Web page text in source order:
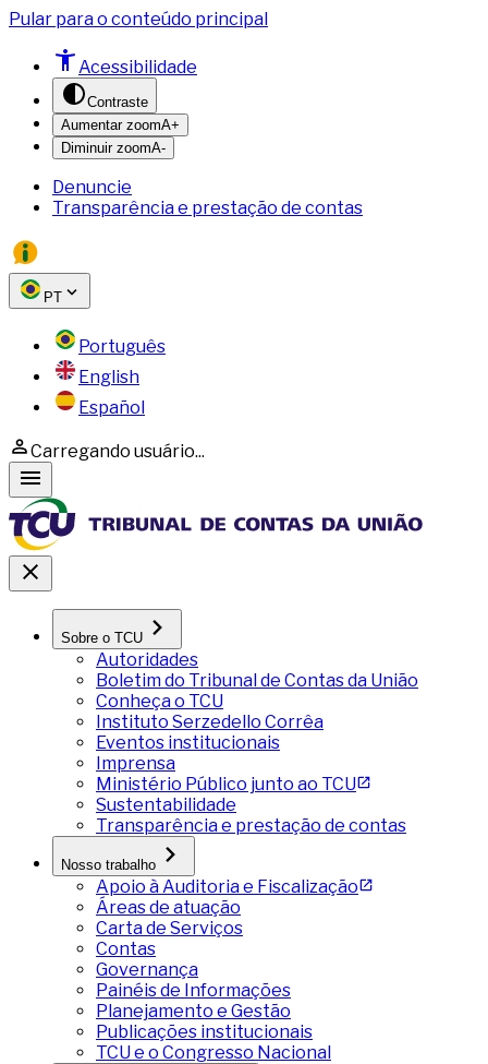
Pular para o conteúdo principal
Acessibilidade
Contraste
Aumentar zoomA+
Diminuir zoomA-
Denuncie
Transparência e prestação de contas
PT
Português
English
Español
Carregando usuário...
Sobre o TCU
Autoridades
Boletim do Tribunal de Contas da União
Conheça o TCU
Instituto Serzedello Corrêa
Eventos institucionais
Imprensa
Ministério Público junto ao TCU
Sustentabilidade
Transparência e prestação de contas
Nosso trabalho
Apoio à Auditoria e Fiscalização
Áreas de atuação
Carta de Serviços
Contas
Governança
Painéis de Informações
Planejamento e Gestão
Publicações institucionais
TCU e o Congresso Nacional